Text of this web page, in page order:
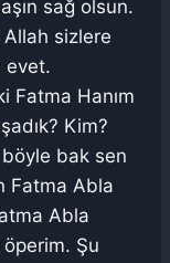
sağ olsun.
sizlere
evet.
Fatma Hanım
Kim?
bak sen
Fatma Abla
Abla
Şu